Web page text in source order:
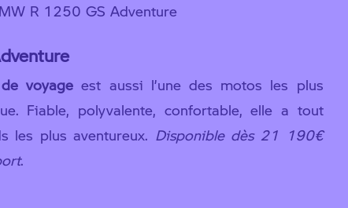
R 1250 GS Adventure
voyage est aussi l’une des motos les plus
Fiable, polyvalente, confortable, elle a tout
les plus aventureux. Disponible dès 21 190€
.